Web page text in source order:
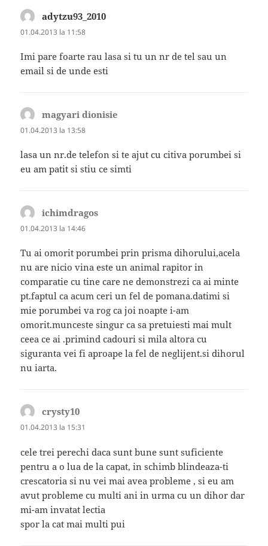
adytzu93_2010
01.04.2013 la 11:58
Imi pare foarte rau lasa si tu un nr de tel sau un
email si de unde esti
magyari dionisie
01.04.2013 la 13:58
lasa un nr.de telefon si te ajut cu citiva porumbei si
eu am patit si stiu ce simti
ichimdragos
01.04.2013 la 14:46
Tu ai omorit porumbei prin prisma dihorului,acela
nu are nicio vina este un animal rapitor in
comparatie cu tine care ne demonstrezi ca ai minte
pt.faptul ca acum ceri un fel de pomana.datimi si
mie porumbei va rog ca joi noapte i-am
omorit.munceste singur ca sa pretuiesti mai mult
ceea ce ai .primind cadouri si mila altora cu
siguranta vei fi aproape la fel de neglijent.si dihorul
nu iarta.
crysty10
01.04.2013 la 15:31
cele trei perechi daca sunt bune sunt suficiente
pentru a o lua de la capat, in schimb blindeaza-ti
crescatoria si nu vei mai avea probleme , si eu am
avut probleme cu multi ani in urma cu un dihor dar
mi-am invatat lectia
spor la cat mai multi pui